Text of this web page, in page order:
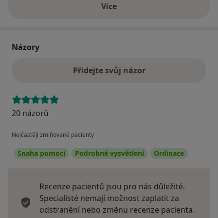
Víceo adrese
Názory
Přidejte svůj názor
20 názorů
Nejčastěji zmiňované pacienty
Snaha pomoci Podrobné vysvětlení Ordinace
Recenze pacientů jsou pro nás důležité.
Specialisté nemají možnost zaplatit za
odstranění nebo změnu recenze pacienta.